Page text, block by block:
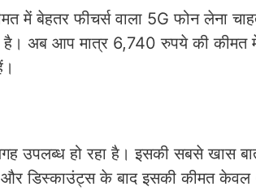
में बेहतर फीचर्स वाला 5G फोन लेना
अब आप मात्र 6,740 रुपये की कीमत
उपलब्ध हो रहा है। इसकी सबसे खास
और डिस्काउंट्स के बाद इसकी कीमत